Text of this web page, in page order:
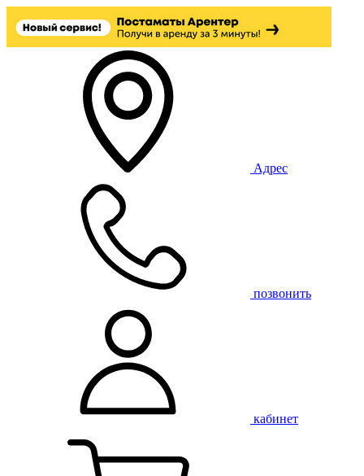
Адрес
позвонить
кабинет